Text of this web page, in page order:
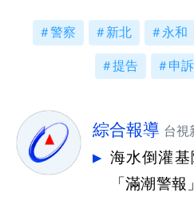
警察 新北 永和
提告 申訴
綜合報導 台視
海水倒灌
「滿潮警